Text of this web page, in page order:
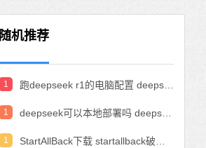
随机推荐
1
1
1